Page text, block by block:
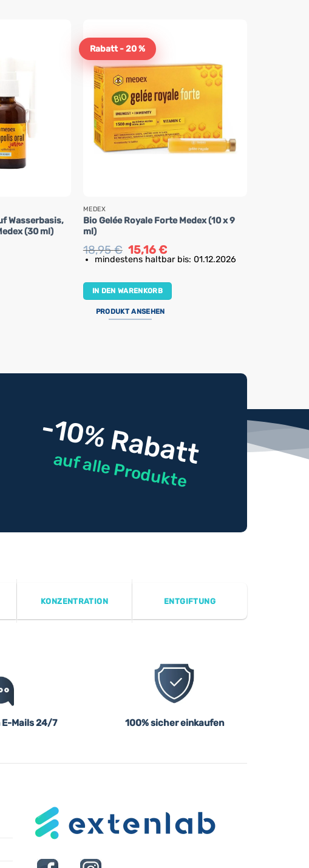
Wasserbasis,
(30 ml)
Rabatt - 20 %
MEDEX
Bio Gelée Royale Forte Medex (10 x 9
ml)
18,95€ Ursprünglicher
Preis
war:
15,16€Aktueller
Preis
ist:
mindestens haltbar bis: 01.12.2026
IN DEN WARENKORB
PRODUKT ANSEHEN
-10% Rabatt
auf alle Produkte
KONZENTRATION ENTGIFTUNG
Mails 24/7 100% sicher einkaufen